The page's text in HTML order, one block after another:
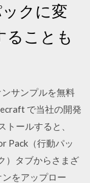
クに変
ることも
サンプルを無料
で当社の開発
ールすると、
Pack（行動パッ
）タブからさまざ
ンをアップロー